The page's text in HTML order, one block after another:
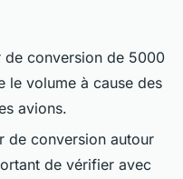
de conversion de 5000
le volume à cause des
avions.
de conversion autour
de vérifier avec